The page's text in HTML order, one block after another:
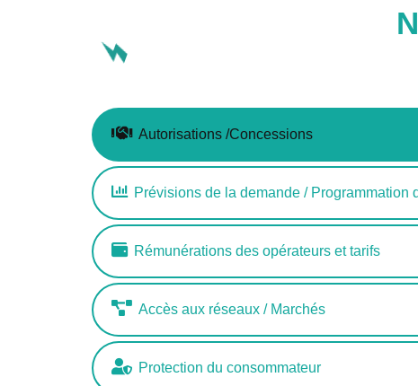
Autorisations /Concessions
Prévisions de la demande / Programmation
Rémunérations des opérateurs et tarifs
Accès aux réseaux / Marchés
Protection du consommateur